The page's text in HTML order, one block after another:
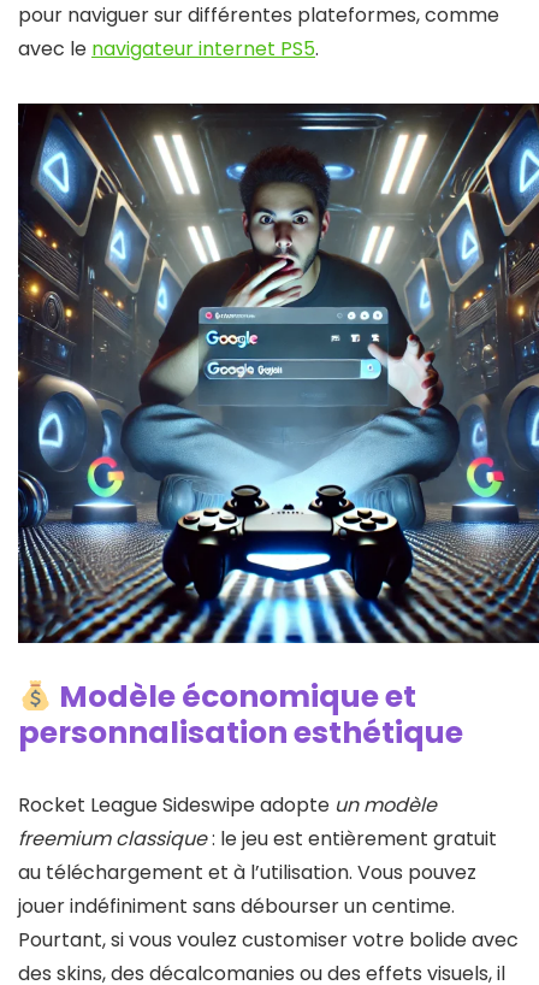
pour naviguer sur différentes plateformes, comme
avec le navigateur internet PS5.
Modèle économique et
personnalisation esthétique
Rocket League Sideswipe adopte un modèle
freemium classique: le jeu est entièrement gratuit
au téléchargement et à l’utilisation. Vous pouvez
jouer indéfiniment sans débourser un centime.
Pourtant, si vous voulez customiser votre bolide avec
des skins, des décalcomanies ou des effets visuels, il